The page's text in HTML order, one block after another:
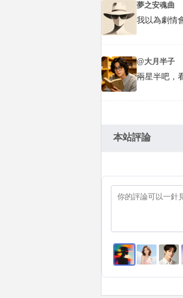
夢之安魂曲
我以為劇情
@大月半子
兩星半吧，
本站評論